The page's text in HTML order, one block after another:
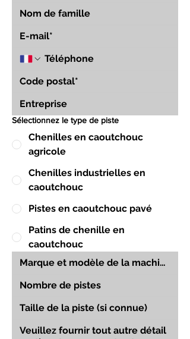
Sélectionnez le type de piste
Chenilles en caoutchouc
agricole
Chenilles industrielles en
caoutchouc
Pistes en caoutchouc pavé
Patins de chenille en
caoutchouc